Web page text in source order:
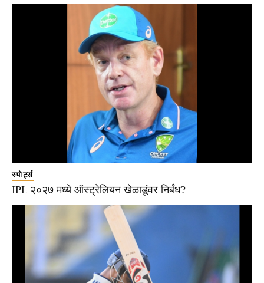
स्पोर्ट्स
IPL २०२७ मध्ये ऑस्ट्रेलियन खेळाडूंवर निर्बंध?